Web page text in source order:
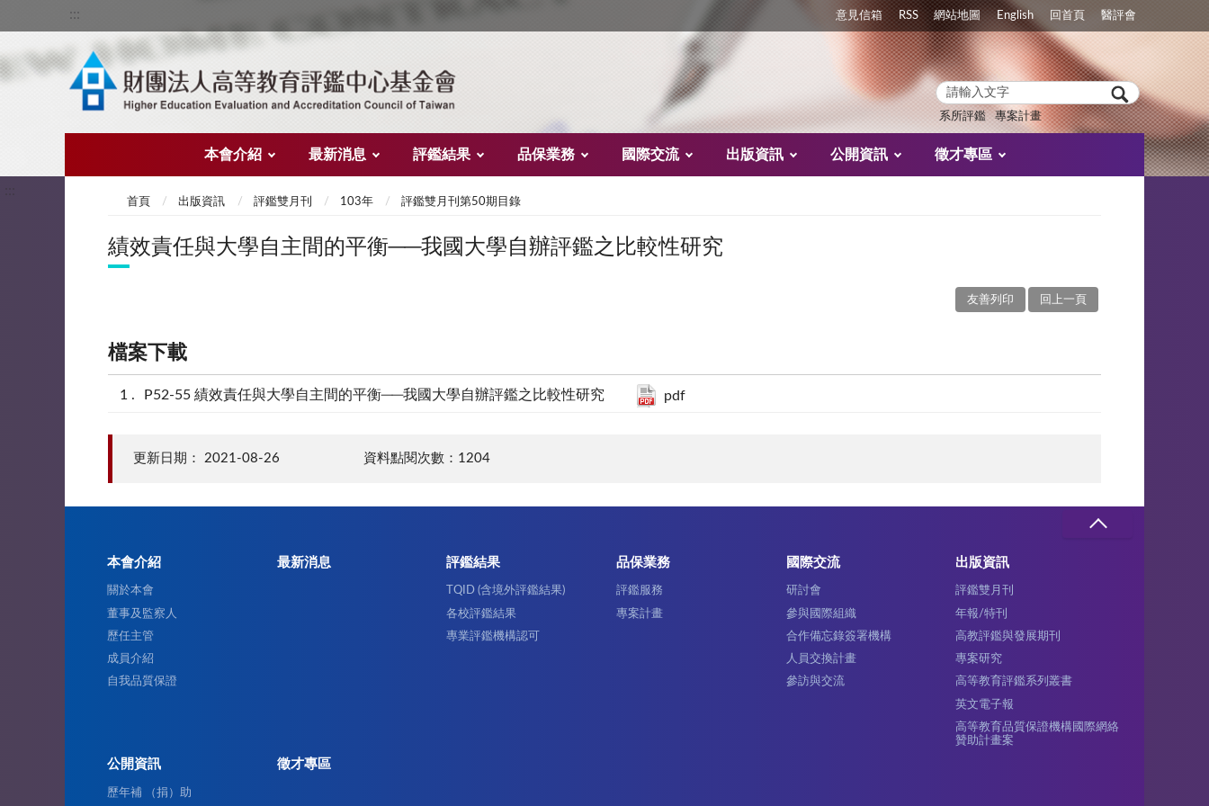
意見信箱 RSS 網站地圖 English 回首頁 醫評會
:::
系所評鑑 專案計畫
本會介紹 最新消息 評鑑結果 品保業務 國際交流 出版資訊 公開資訊 徵才專區
首頁 出版資訊 評鑑雙月刊 103年 評鑑雙月刊第50期目錄
績效責任與大學自主間的平衡──我國大學自辦評鑑之比較性研究
回上一頁
友善列印
檔案下載
P52-55 績效責任與大學自主間的平衡──我國大學自辦評鑑之比較性研究 pdf
更新日期： 2021-08-26 資料點閱次數：1204
本會介紹
關於本會
董事及監察人
歷任主管
成員介紹
自我品質保證
最新消息 評鑑結果
TQID (含境外評鑑結果)
各校評鑑結果
專業評鑑機構認可
品保業務
評鑑服務
專案計畫
國際交流
研討會
參與國際組織
合作備忘錄簽署機構
人員交換計畫
參訪與交流
出版資訊
評鑑雙月刊
年報/特刊
高教評鑑與發展期刊
專案研究
高等教育評鑑系列叢書
英文電子報
高等教育品質保證機構國際網絡
贊助計畫案
公開資訊
歷年補 （捐）助
徵才專區